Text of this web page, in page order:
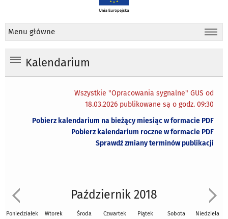
Menu główne
Kalendarium
Wszystkie "Opracowania sygnalne" GUS od
18.03.2026 publikowane są o godz. 09:30
Pobierz kalendarium na bieżący miesiąc w formacie PDF
Pobierz kalendarium roczne w formacie PDF
Sprawdź zmiany terminów publikacji
Październik 2018
Poniedziałek Wtorek Środa Czwartek Piątek Sobota Niedziela